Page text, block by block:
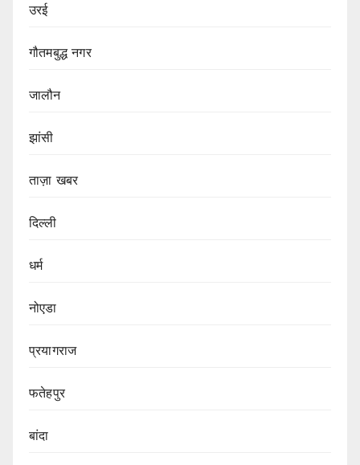
उरई
गौतमबुद्ध नगर
जालौन
झांसी
ताज़ा खबर
दिल्ली
धर्म
नोएडा
प्रयागराज
फतेहपुर
बांदा